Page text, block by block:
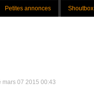
Petites annonces Shoutbox
mars 07 2015 00:43